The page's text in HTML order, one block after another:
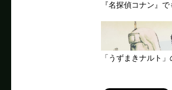
『名探偵コナン』
「うずまきナルト